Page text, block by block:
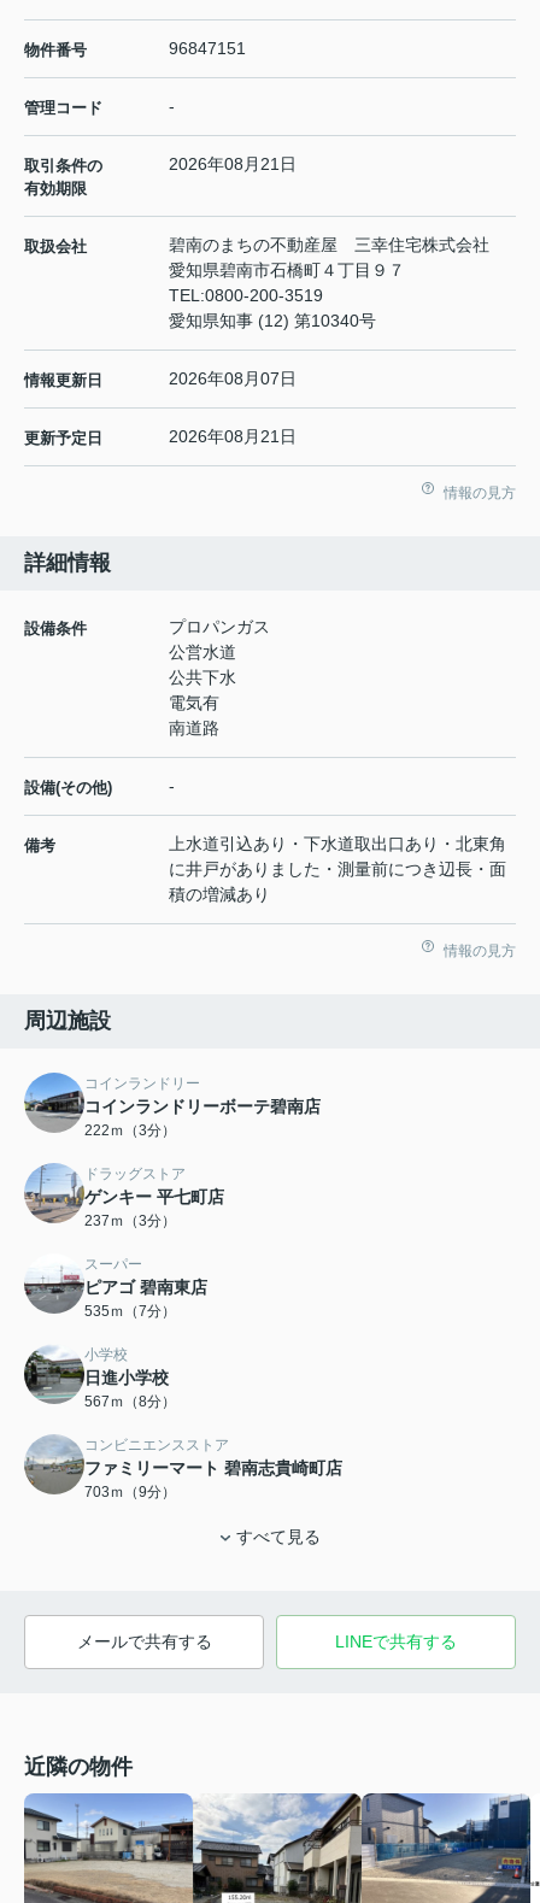
物件番号 96847151
管理コード -
取引条件の
有効期限
2026年08月21日
取扱会社
碧南のまちの不動産屋 三幸住宅株式会社
愛知県碧南市石橋町４丁目９７
TEL:0800-200-3519
愛知県知事 (12) 第10340号
情報更新日 2026年08月07日
更新予定日 2026年08月21日
情報の見方
詳細情報
設備条件
プロパンガス
公営水道
公共下水
電気有
南道路
設備(その他) -
備考
上水道引込あり・下水道取出口あり・北東角
に井戸がありました・測量前につき辺長・面
積の増減あり
情報の見方
周辺施設
コインランドリー
コインランドリーボーテ碧南店
222ｍ（3分）
ドラッグストア
ゲンキー 平七町店
237ｍ（3分）
スーパー
ピアゴ 碧南東店
535ｍ（7分）
小学校
日進小学校
567ｍ（8分）
コンビニエンスストア
ファミリーマート 碧南志貴崎町店
703ｍ（9分）
すべて見る
メールで共有する LINEで共有する
近隣の物件